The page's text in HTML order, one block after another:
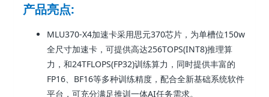
产品亮点:
MLU370-X4加速卡采用思元370芯片，为单槽位150w
全尺寸加速卡，可提供高达256TOPS(INT8)推理算
力，和24TFLOPS(FP32)训练算力，同时提供丰富的
FP16、BF16等多种训练精度，配合全新基础系统软件
平台，可充分满足推训一体AI任务需求。